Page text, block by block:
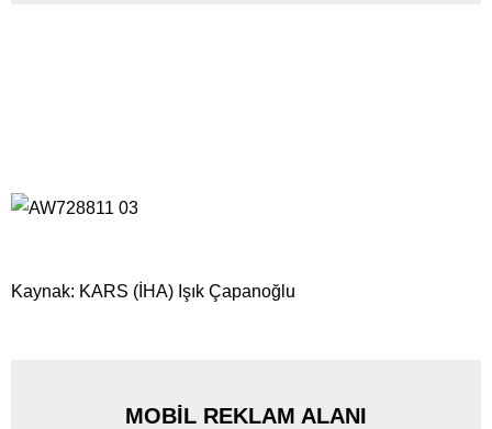
Kaynak: KARS (İHA) Işık Çapanoğlu
MOBİL REKLAM ALANI